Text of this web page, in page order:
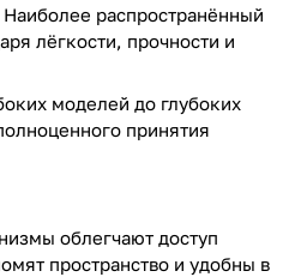
распространённый
лёгкости, прочности и
моделей до глубоких
принятия
облегчают доступ
пространство и удобны в